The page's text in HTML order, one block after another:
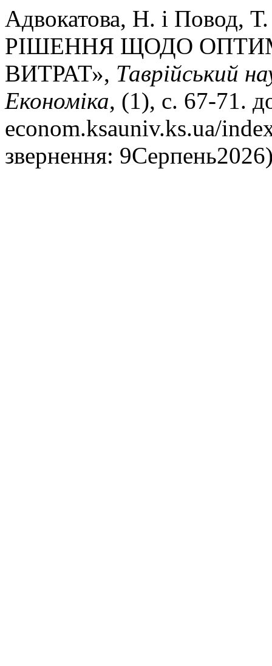
Адвокатова, Н. і Повод,
РІШЕННЯ ЩОДО
ВИТРАТ», Таврійський
Економіка, (1), с. 67-71.
econom.ksauniv.ks.ua/
звернення: